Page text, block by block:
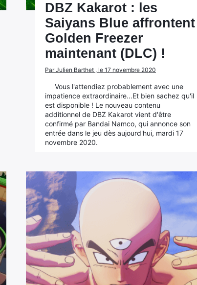
DBZ Kakarot : les
Saiyans Blue affrontent
Golden Freezer
maintenant (DLC) !
Par Julien Barthet , le 17 novembre 2020
Vous l'attendiez probablement avec une
impatience extraordinaire...Et bien sachez qu'il
est disponible ! Le nouveau contenu
additionnel de DBZ Kakarot vient d'être
confirmé par Bandai Namco, qui annonce son
entrée dans le jeu dès aujourd'hui, mardi 17
novembre 2020.